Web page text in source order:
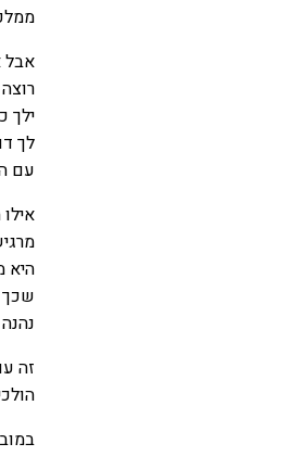
אבל
ילך
לך
עם
היא
זה